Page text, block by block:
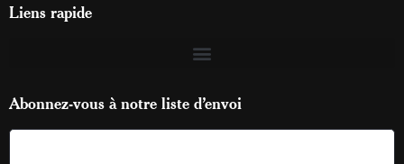
Liens rapide
Abonnez-vous à notre liste d’envoi